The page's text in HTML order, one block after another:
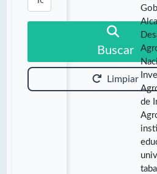
Buscar
Limpiar
de